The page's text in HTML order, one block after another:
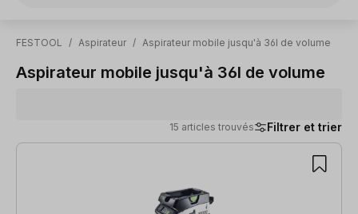
FESTOOL / Aspirateur / Aspirateur mobile jusqu'à 36l de volume
Aspirateur mobile jusqu'à 36l de volume
15 articles trouvés Filtrer et trier
15 articles trouvés